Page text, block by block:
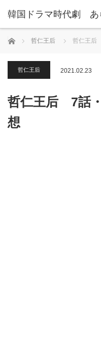
韓国ドラマ時代劇 あ
ホーム 哲仁王后 哲仁王后
哲仁王后 2021.02.23
哲仁王后 7話
想